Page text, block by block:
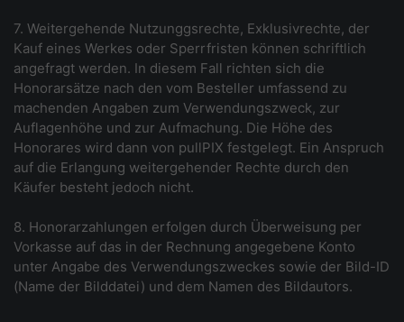
7. Weitergehende Nutzunggsrechte, Exklusivrechte, der
Kauf eines Werkes oder Sperrfristen können schriftlich
angefragt werden. In diesem Fall richten sich die
Honorarsätze nach den vom Besteller umfassend zu
machenden Angaben zum Verwendungszweck, zur
Auflagenhöhe und zur Aufmachung. Die Höhe des
Honorares wird dann von pullPIX festgelegt. Ein Anspruch
auf die Erlangung weitergehender Rechte durch den
Käufer besteht jedoch nicht.
8. Honorarzahlungen erfolgen durch Überweisung per
Vorkasse auf das in der Rechnung angegebene Konto
unter Angabe des Verwendungszweckes sowie der Bild-ID
(Name der Bilddatei) und dem Namen des Bildautors.